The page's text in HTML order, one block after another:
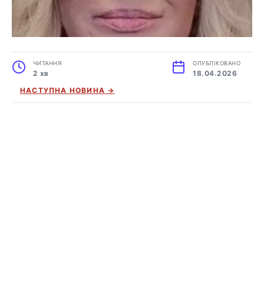
ЧИТАННЯ
2 хв
ОПУБЛІКОВАНО
18.04.2026
НАСТУПНА НОВИНА →